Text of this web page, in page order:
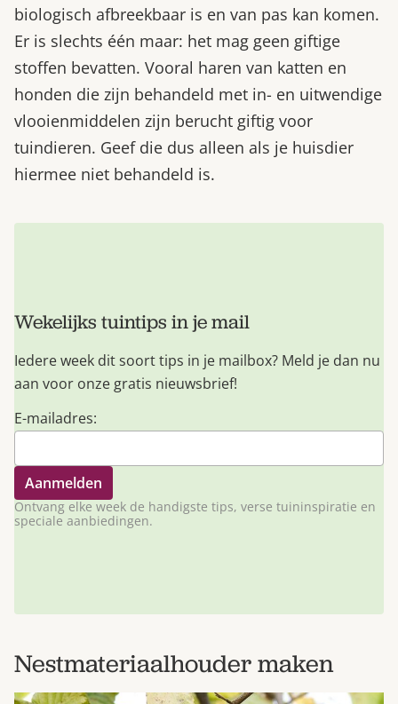
biologisch afbreekbaar is en van pas kan komen.
Er is slechts één maar: het mag geen giftige
stoffen bevatten. Vooral haren van katten en
honden die zijn behandeld met in- en uitwendige
vlooienmiddelen zijn berucht giftig voor
tuindieren. Geef die dus alleen als je huisdier
hiermee niet behandeld is.
Wekelijks tuintips in je mail
Iedere week dit soort tips in je mailbox? Meld je dan nu
aan voor onze gratis nieuwsbrief!
E-mailadres:
Ontvang elke week de handigste tips, verse tuininspiratie en
speciale aanbiedingen.
Nestmateriaalhouder maken